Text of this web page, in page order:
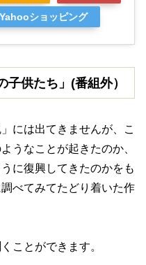
Yahooショッピング
子供たち」(番組外）
には出てきませんが、こ
うなことが起きたのか、
に復興してきたのかをも
べてみてたどり着いた作
ことができます。